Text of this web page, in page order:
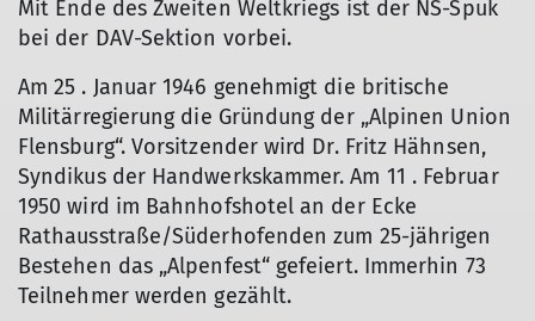
Mit Ende des Zweiten Weltkriegs ist der NS-Spuk
bei der DAV-Sektion vorbei.
Am 25 . Januar 1946 genehmigt die britische
Militärregierung die Gründung der „Alpinen Union
Flensburg“. Vorsitzender wird Dr. Fritz Hähnsen,
Syndikus der Handwerkskammer. Am 11 . Februar
1950 wird im Bahnhofshotel an der Ecke
Rathausstraße/Süderhofenden zum 25-jährigen
Bestehen das „Alpenfest“ gefeiert. Immerhin 73
Teilnehmer werden gezählt.